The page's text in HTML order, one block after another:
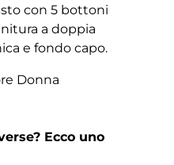
con 5 bottoni
a doppia
e fondo capo.
Donna
Ecco uno